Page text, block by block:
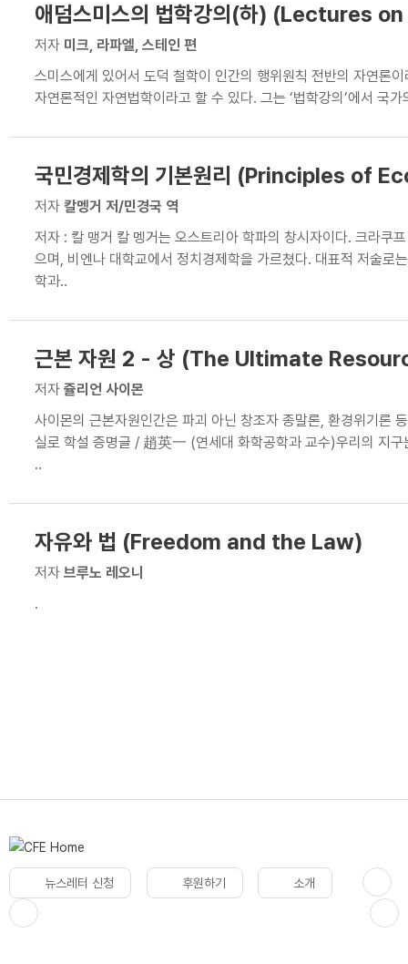
애덤스미스의 법학강의(하) (Lectures
2)
저자 미크, 라파엘, 스테인 편
스미스에게 있어서 도덕 철학이 인간의 행위원칙 전반의 자연론
자연론적인 자연법학이라고 할 수 있다. 그는 ‘법학강의’에서 국
국민경제학의 기본원리 (Principles of
저자 칼멩거 저/민경국 역
저자 : 칼 맹거 칼 멩거는 오스트리아 학파의 창시자이다. 크라쿠
으며, 비엔나 대학교에서 정치경제학을 가르쳤다. 대표적 저술로
학과..
근본 자원 2 - 상 (The Ultimate
저자 쥴리언 사이몬
사이몬의 근본자원인간은 파괴 아닌 창조자 종말론, 환경위기론
실로 학설 증명글 / 趙英一 (연세대 화학공학과 교수)우리의 지
..
자유와 법 (Freedom and the Law)
저자 브루노 레오니
.
뉴스레터 신청 후원하기 소개